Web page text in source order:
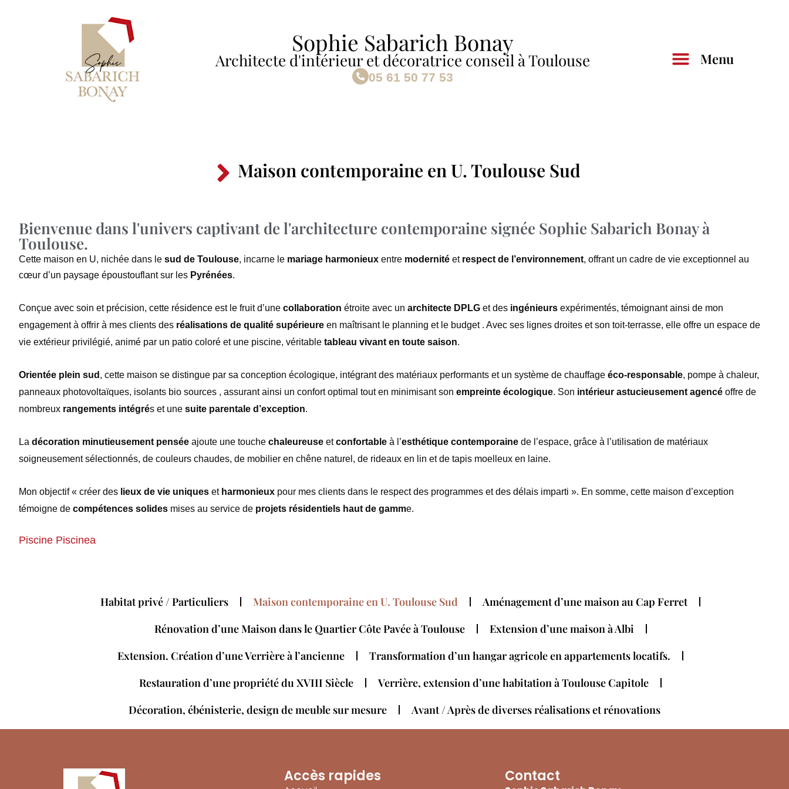
Sophie Sabarich Bonay
Architecte d'intérieur et décoratrice conseil à Toulouse
05 61 50 77 53
Menu
Maison contemporaine en U. Toulouse Sud
Bienvenue dans l'univers captivant de l'architecture contemporaine signée Sophie Sabarich Bonay à
Toulouse.
Cette maison en U, nichée dans le sud de Toulouse, incarne le mariage harmonieux entre modernité et respect de l’environnement, offrant un cadre de vie exceptionnel au
cœur d’un paysage époustouflant sur les Pyrénées.
Conçue avec soin et précision, cette résidence est le fruit d’une collaboration étroite avec un architecte DPLG et des ingénieurs expérimentés, témoignant ainsi de mon
engagementà offrir à mes clients des réalisations de qualité supérieure en maîtrisant le planning et le budget . Avec ses lignes droites et son toit-terrasse, elle offre un espace de
vie extérieur privilégié, animé par un patio coloré et une piscine, véritable tableau vivant en toute saison.
Orientée plein sud , cette maison se distingue par sa conception écologique, intégrant des matériaux performants et un système de chauffage éco-responsable, pompe à chaleur,
panneaux photovoltaïques, isolants bio sources , assurant ainsi un confort optimal tout en minimisant son empreinte écologique. Son intérieur astucieusement agencé offre de
nombreux rangements intégrés et une suite parentale d’exception.
La décoration minutieusement pensée ajoute une touche chaleureuse etconfortable à l’esthétique contemporaine de l’espace, grâce à l’utilisation de matériaux
soigneusement sélectionnés, de couleurs chaudes, de mobilier en chêne naturel, de rideaux en lin et de tapis moelleux en laine.
Mon objectif « créer des lieux de vie uniques et harmonieux pour mes clients dans le respect des programmes et des délais imparti ». En somme, cette maison d’exception
témoigne de compétences solides mises au service de projets résidentiels haut de gamme.
Piscine Piscinea
Habitat privé / Particuliers Maison contemporaine en U. Toulouse Sud
Aménagement d’une maison au Cap Ferret
Rénovation d’une Maison dans le Quartier Côte Pavée à Toulouse
Extension d’une maison à Albi
Extension. Création d’une Verrière à l’ancienne
Transformation d’un hangar agricole en appartements locatifs.
Restauration d’une propriété du XVIII Siècle
Verrière, extension d’une habitation à Toulouse Capitole
Décoration, ébénisterie, design de meuble sur mesure
Avant / Après de diverses réalisations et rénovations
Accès rapides Contact